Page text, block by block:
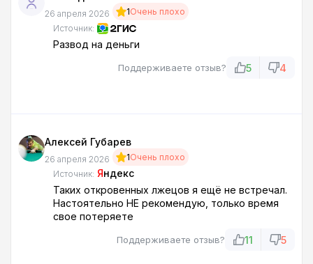
26 апреля 2026 1Очень плохо
Источник:
Развод на деньги
Поддерживаете отзыв? 5 4
Алексей Губарев
26 апреля 2026 1Очень плохо
Источник: Яндекс
Таких откровенных лжецов я ещё не встречал.
Настоятельно НЕ рекомендую, только время
свое потеряете
Поддерживаете отзыв? 11 5